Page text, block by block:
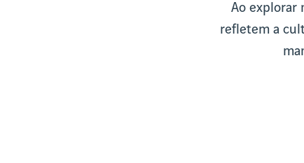
Ao explorar
refletem a